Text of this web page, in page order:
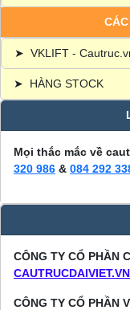
➤ VKLIFT -
➤ HÀNG STOCK
Mọi thắc mắc về
320 986 & 084 292
CÔNG TY CỔ PHẦN
CAUTRUCDAIVIET.VN
CÔNG TY CỔ PHẦN